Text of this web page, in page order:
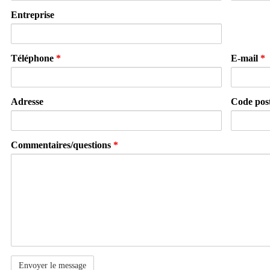
Entreprise
Téléphone * E-mail *
Adresse Code
Commentaires/questions *